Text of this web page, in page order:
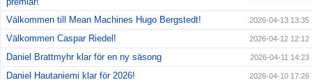
Välkommen till Mean Machines Hugo Bergstedt! 2026-04-13 13:35
Välkommen Caspar Riedel! 2026-04-12 12:12
Daniel Brattmyhr klar för en ny säsong 2026-04-11 14:23
Daniel Hautaniemi klar för 2026! 2026-04-10 17:26